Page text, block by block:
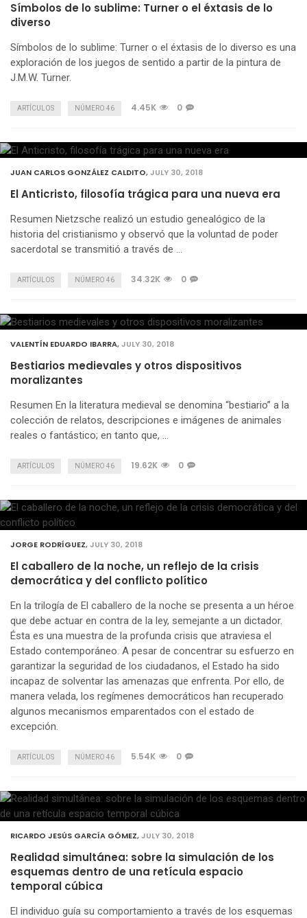
Símbolos de lo sublime: Turner o el éxtasis de lo
diverso
Símbolos de lo sublime: Turner o el éxtasis de lo diverso es una
exploración de los juegos de sentido a partir de la pintura de
J.M.W. Turner.
ARTÍCULOS NÚMERO 46 4.45K 0
JUAN CARLOS GONZÁLEZ CALDITO,JULY 30, 2018
El Anticristo, filosofía trágica para una nueva era
Resumen Nietzsche realizó un estudio genealógico de la
historia del cristianismo y observó que la voluntad de poder
sacerdotal se transmitió a través de …
ARTÍCULOS NÚMERO 46 34.32K 0
VALENTÍN EDUARDO IBARRA,JULY 30, 2018
Bestiarios medievales y otros dispositivos
moralizantes
Resumen En la literatura medieval se denomina “bestiario” a la
colección de relatos, descripciones e imágenes de animales
reales o fantástico; en tanto que, …
ARTÍCULOS NÚMERO 46 19.62K 0
JORGE RODRÍGUEZ,JULY 30, 2018
El caballero de la noche, un reflejo de la crisis
democrática y del conflicto político
En la trilogía de El caballero de la noche se presenta a un héroe
que debe actuar en contra de la ley, semejante a un dictador.
Ésta es una muestra de la profunda crisis que atraviesa el
Estado contemporáneo. A pesar de concentrar su esfuerzo en
garantizar la seguridad de los ciudadanos, el Estado ha sido
incapaz de solventar las amenazas que enfrenta. Por ello, de
manera velada, los regímenes democráticos han recuperado
algunos mecanismos emparentados con el estado de
excepción.
ARTÍCULOS NÚMERO 46 5.54K 0
RICARDO JESÚS GARCÍA GÓMEZ,JULY 30, 2018
Realidad simultánea: sobre la simulación de los
esquemas dentro de una retícula espacio
temporal cúbica
El individuo guía su comportamiento a través de los esquemas